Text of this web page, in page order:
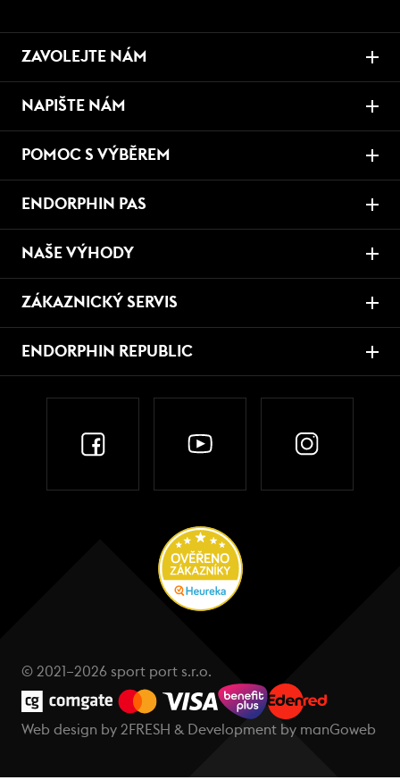
ZAVOLEJTE NÁM
NAPIŠTE NÁM
POMOC S VÝBĚREM
ENDORPHIN PAS
NAŠE VÝHODY
ZÁKAZNICKÝ SERVIS
ENDORPHIN REPUBLIC
© 2021–2026 sport port s.r.o.
Web design by 2FRESH & Development by manGoweb